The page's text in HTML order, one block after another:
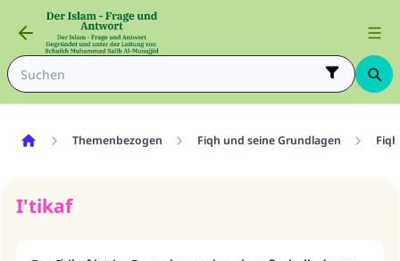
Themenbezogen Fiqh und seine Grundlagen Fiqh
I'tikaf